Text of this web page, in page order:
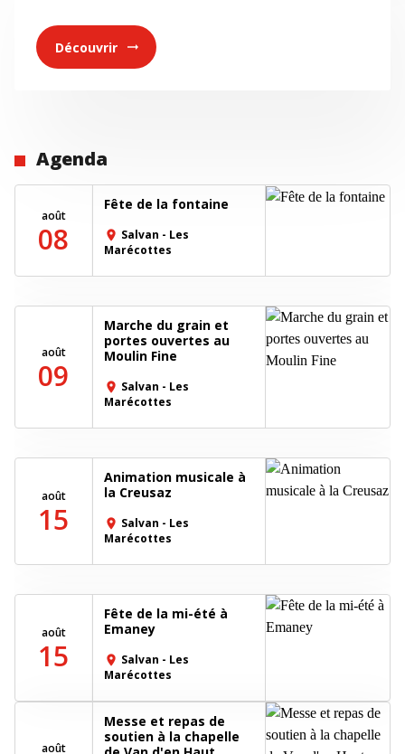
Découvrir arrow_right_alt
Agenda
août
08
Fête de la fontaine
place Salvan - Les
Marécottes
août
09
Marche du grain et
portes ouvertes au
Moulin Fine
place Salvan - Les
Marécottes
août
15
Animation musicale à
la Creusaz
place Salvan - Les
Marécottes
août
15
Fête de la mi-été à
Emaney
place Salvan - Les
Marécottes
août
Messe et repas de
soutien à la chapelle